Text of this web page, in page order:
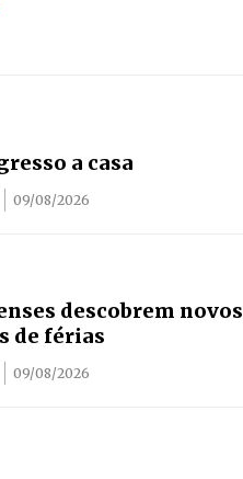
a casa
09/08/2026
descobrem novos
de férias
09/08/2026